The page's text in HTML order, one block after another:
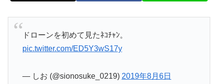
ドローンを初めて見たﾈｺﾁｬﾝ。
pic.twitter.com/ED5Y3wS17y
— しお (@sionosuke_0219) 2019年8月6日